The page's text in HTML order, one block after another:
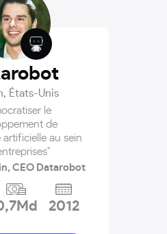
, États-Unis
le
de
artificielle au sein
CEO Datarobot
2012